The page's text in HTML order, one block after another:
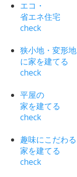
エコ・
省エネ住宅
check
狭小地・変形地
に家を建てる
check
平屋の
家を建てる
check
趣味にこだわる
家を建てる
check